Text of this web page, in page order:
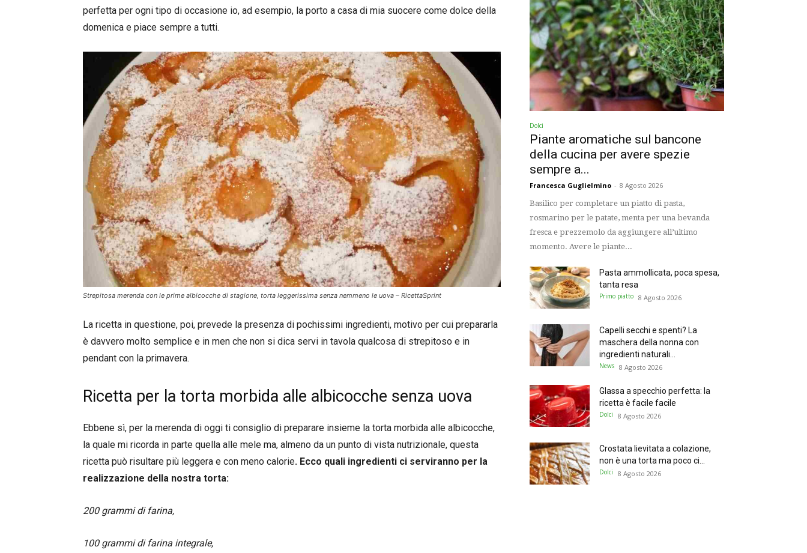
perfetta per ogni tipo di occasione io, ad esempio, la porto a casa di mia suocere come dolce della
domenica e piace sempre a tutti.
Strepitosa merenda con le prime albicocche di stagione, torta leggerissima senza nemmeno le uova – RicettaSprint
La ricetta in questione, poi, prevede la presenza di pochissimi ingredienti, motivo per cui prepararla
è davvero molto semplice e in men che non si dica servi in tavola qualcosa di strepitoso e in
pendant con la primavera.
Ricetta per la torta morbida alle albicocche senza uova
Ebbene sì, per la merenda di oggi ti consiglio di preparare insieme la torta morbida alle albicocche,
la quale mi ricorda in parte quella alle mele ma, almeno da un punto di vista nutrizionale, questa
ricetta può risultare più leggera e con meno calorie. Ecco quali ingredienti ci serviranno per la
realizzazione della nostra torta:
200 grammi di farina,
100 grammi di farina integrale,
Dolci
Piante aromatiche sul bancone
della cucina per avere spezie
sempre a...
Francesca Guglielmino - 8 Agosto 2026
Basilico per completare un piatto di pasta,
rosmarino per le patate, menta per una bevanda
fresca e prezzemolo da aggiungere all’ultimo
momento. Avere le piante...
Pasta ammollicata, poca spesa,
tanta resa
Primo piatto 8 Agosto 2026
Capelli secchi e spenti? La
maschera della nonna con
ingredienti naturali...
News 8 Agosto 2026
Glassa a specchio perfetta: la
ricetta è facile facile
Dolci 8 Agosto 2026
Crostata lievitata a colazione,
non è una torta ma poco ci...
Dolci 8 Agosto 2026